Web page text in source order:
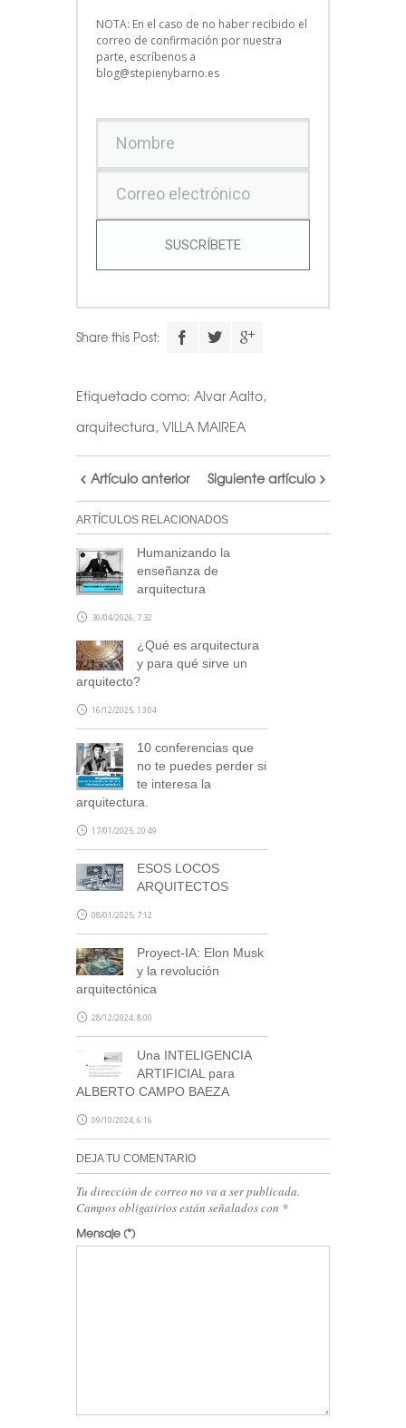
NOTA: En el caso de no haber recibido el
correo de confirmación por nuestra
parte, escríbenos a
blog@stepienybarno.es
SUSCRÍBETE
Share this Post:
Etiquetado como: Alvar Aalto,
arquitectura, VILLA MAIREA
Artículo anterior Siguiente artículo
ARTÍCULOS RELACIONADOS
Humanizando la
enseñanza de
arquitectura
30/04/2026, 7:32
¿Qué es arquitectura
y para qué sirve un
arquitecto?
16/12/2025, 13:04
10 conferencias que
no te puedes perder si
te interesa la
arquitectura.
17/01/2025, 20:49
ESOS LOCOS
ARQUITECTOS
08/01/2025, 7:12
Proyect-IA: Elon Musk
y la revolución
arquitectónica
28/12/2024, 8:00
Una INTELIGENCIA
ARTIFICIAL para
ALBERTO CAMPO BAEZA
09/10/2024, 6:16
DEJA TU COMENTARIO
Tu dirección de correo no va a ser publicada.
Campos obligatirios están señalados con *
Mensaje(*)